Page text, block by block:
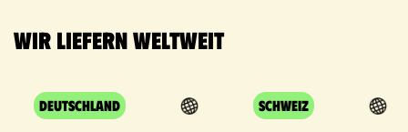
Wir liefern weltweit
Deutschland Schweiz